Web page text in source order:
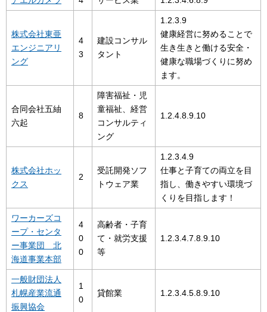
株式会社東亜
エンジニアリ
ング
4
3
建設コンサル
タント
1.2.3.9
健康経営に努めることで
生き生きと働ける安全・
健康な職場づくりに努め
ます。
合同会社五紬
六起
8
障害福祉・児
童福祉、経営
コンサルティ
ング
1.2.4.8.9.10
株式会社ホッ
クス
2
受託開発ソフ
トウェア業
1.2.3.4.9
仕事と子育ての両立を目
指し、働きやすい環境づ
くりを目指します！
ワーカーズコ
ープ・センタ
ー事業団 北
海道事業本部
4
0
0
高齢者・子育
て・就労支援
等
1.2.3.4.7.8.9.10
一般財団法人
札幌産業流通
振興協会
1
0
貸館業 1.2.3.4.5.8.9.10